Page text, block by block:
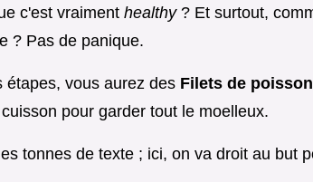
c'est vraiment healthy ? Et surtout,
? Pas de panique.
étapes, vous aurez des Filets de poisson
pour garder tout le moelleux.
tonnes de texte ; ici, on va droit au but